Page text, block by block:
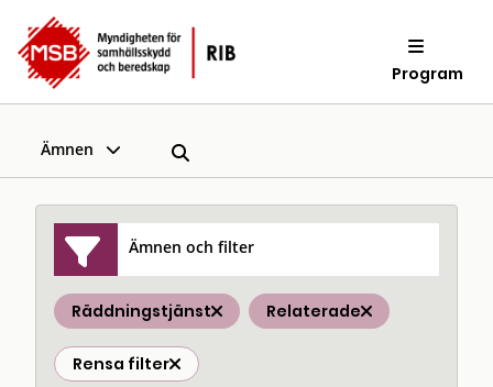
Program
Ämnen
Ämnen och filter
Räddningstjänst Relaterade
Rensa filter